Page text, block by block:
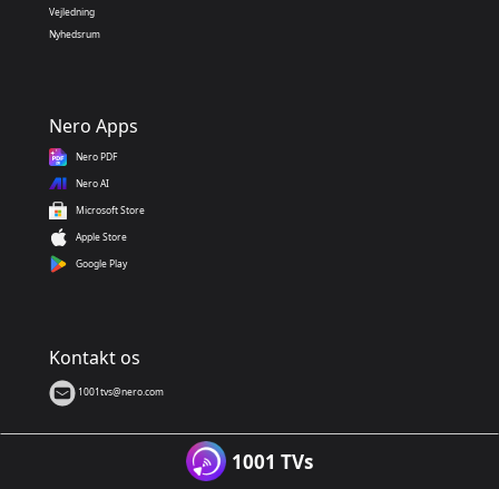
Vejledning
Nyhedsrum
Nero Apps
Nero PDF
Nero AI
Microsoft Store
Apple Store
Google Play
Kontakt os
1001tvs@nero.com
1001 TVs